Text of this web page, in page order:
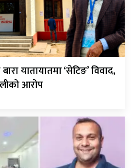
यातायातमा ‘सेटिङ’ विवाद,
आरोप